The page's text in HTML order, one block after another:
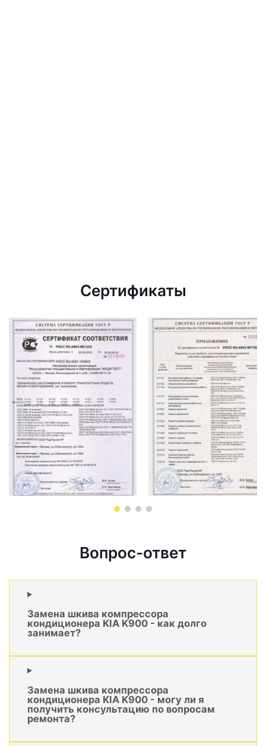
Сертификаты
Вопрос-ответ
Замена шкива компрессора
кондиционера KIA K900 - как долго
занимает?
Замена шкива компрессора
кондиционера KIA K900 - могу ли я
получить консультацию по вопросам
ремонта?